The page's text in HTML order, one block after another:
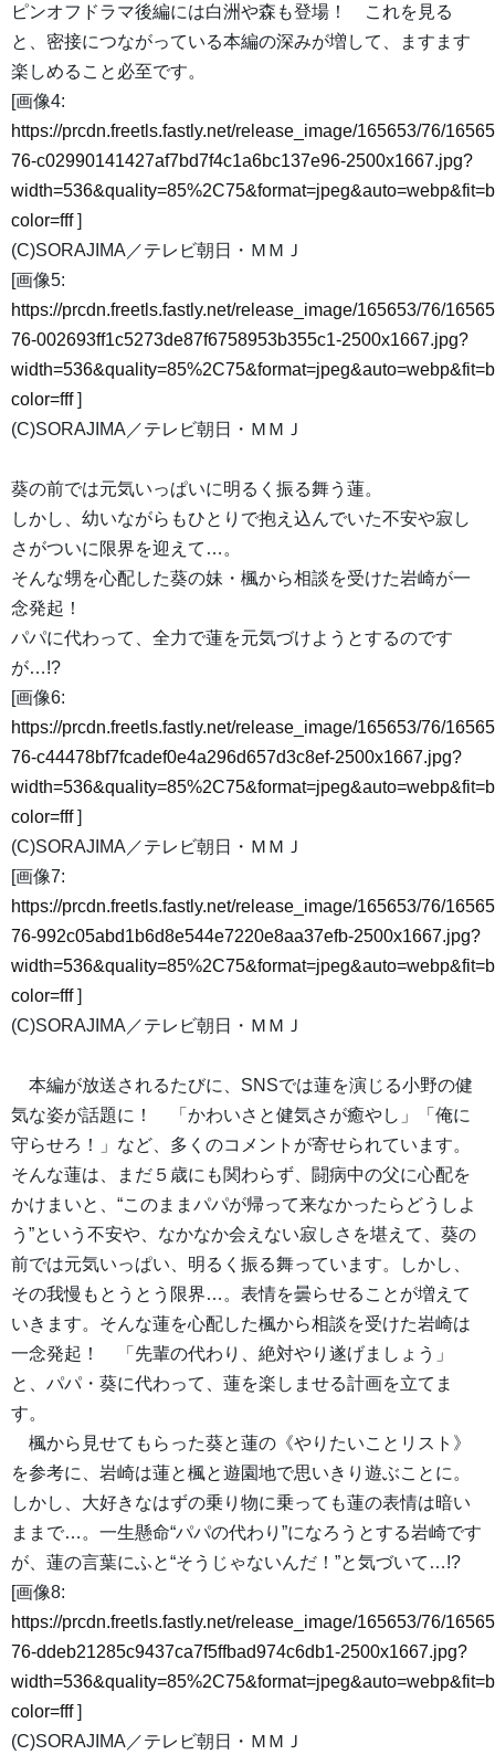
ピンオフドラマ後編には白洲や森も登場！ これを見る
と、密接につながっている本編の深みが増して、ますます
楽しめること必至です。
[画像4:
https://prcdn.freetls.fastly.net/release_image/165653/76/
76-c02990141427af7bd7f4c1a6bc137e96-2500x1667.jpg?
color=fff]
(C)SORAJIMA／テレビ朝日・ＭＭＪ
[画像5:
https://prcdn.freetls.fastly.net/release_image/165653/76/
76-002693ff1c5273de87f6758953b355c1-2500x1667.jpg?
color=fff]
(C)SORAJIMA／テレビ朝日・ＭＭＪ
葵の前では元気いっぱいに明るく振る舞う蓮。
しかし、幼いながらもひとりで抱え込んでいた不安や寂し
さがついに限界を迎えて…。
そんな甥を心配した葵の妹・楓から相談を受けた岩崎が一
念発起！
パパに代わって、全力で蓮を元気づけようとするのです
が…!?
[画像6:
https://prcdn.freetls.fastly.net/release_image/165653/76/
76-c44478bf7fcadef0e4a296d657d3c8ef-2500x1667.jpg?
color=fff]
(C)SORAJIMA／テレビ朝日・ＭＭＪ
[画像7:
https://prcdn.freetls.fastly.net/release_image/165653/76/
76-992c05abd1b6d8e544e7220e8aa37efb-2500x1667.jpg?
color=fff]
(C)SORAJIMA／テレビ朝日・ＭＭＪ
本編が放送されるたびに、SNSでは蓮を演じる小野の健
気な姿が話題に！ 「かわいさと健気さが癒やし」「俺に
守らせろ！」など、多くのコメントが寄せられています。
そんな蓮は、まだ５歳にも関わらず、闘病中の父に心配を
かけまいと、“このままパパが帰って来なかったらどうしよ
う”という不安や、なかなか会えない寂しさを堪えて、葵の
前では元気いっぱい、明るく振る舞っています。しかし、
その我慢もとうとう限界…。表情を曇らせることが増えて
いきます。そんな蓮を心配した楓から相談を受けた岩崎は
一念発起！ 「先輩の代わり、絶対やり遂げましょう」
と、パパ・葵に代わって、蓮を楽しませる計画を立てま
す。
楓から見せてもらった葵と蓮の《やりたいことリスト》
を参考に、岩崎は蓮と楓と遊園地で思いきり遊ぶことに。
しかし、大好きなはずの乗り物に乗っても蓮の表情は暗い
ままで…。一生懸命“パパの代わり”になろうとする岩崎です
が、蓮の言葉にふと“そうじゃないんだ！”と気づいて…!?
[画像8:
https://prcdn.freetls.fastly.net/release_image/165653/76/
76-ddeb21285c9437ca7f5ffbad974c6db1-2500x1667.jpg?
color=fff]
(C)SORAJIMA／テレビ朝日・ＭＭＪ